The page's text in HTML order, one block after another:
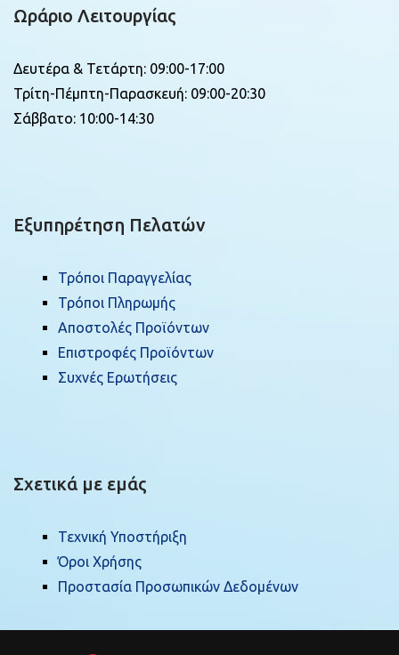
Ωράριο Λειτουργίας
Δευτέρα & Τετάρτη: 09:00-17:00
Τρίτη-Πέμπτη-Παρασκευή: 09:00-20:30
Σάββατο: 10:00-14:30
Εξυπηρέτηση Πελατών
Τρόποι Παραγγελίας
Τρόποι Πληρωμής
Αποστολές Προϊόντων
Επιστροφές Προϊόντων
Συχνές Ερωτήσεις
Σχετικά με εμάς
Τεχνική Υποστήριξη
Όροι Χρήσης
Προστασία Προσωπικών Δεδομένων